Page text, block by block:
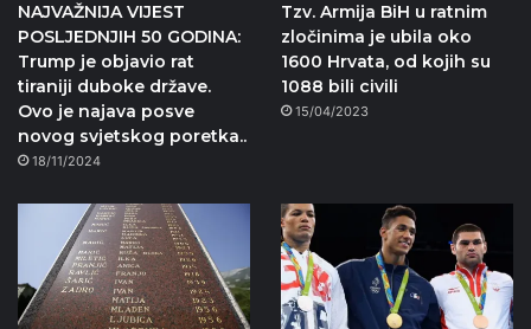
NAJVAŽNIJA VIJEST
POSLJEDNJIH 50 GODINA:
Trump je objavio rat
tiraniji duboke države.
Ovo je najava posve
novog svjetskog poretka..
18/11/2024
Tzv. Armija BiH u ratnim
zločinima je ubila oko
1600 Hrvata, od kojih su
1088 bili civili
15/04/2023